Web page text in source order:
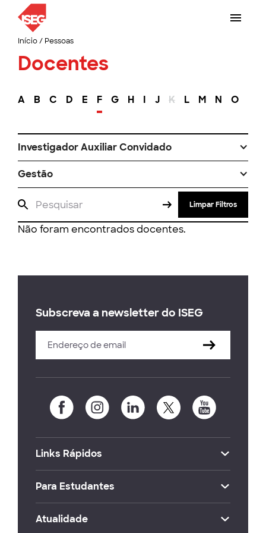
Início/ Pessoas
Docentes
A B C D E F G H I J K L M N O
Investigador Auxiliar Convidado
Gestão
Limpar Filtros
Não foram encontrados docentes.
Subscreva a newsletter do ISEG
Links Rápidos
Para Estudantes
Atualidade